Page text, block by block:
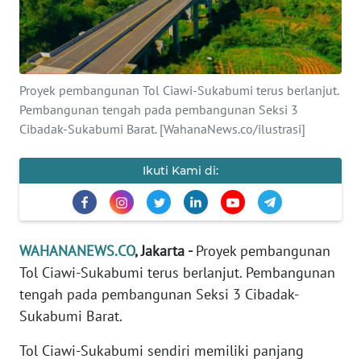
Proyek pembangunan Tol Ciawi-Sukabumi terus berlanjut.
Pembangunan tengah pada pembangunan Seksi 3
Cibadak-Sukabumi Barat. [WahanaNews.co/ilustrasi]
Ikuti Kami di:
WAHANANEWS.CO, Jakarta -Proyek pembangunan
Tol Ciawi-Sukabumi terus berlanjut. Pembangunan
tengah pada pembangunan Seksi 3 Cibadak-
Sukabumi Barat.
Tol Ciawi-Sukabumi sendiri memiliki panjang
KESEHATAN
INTERNASIONAL
SERBA-SERBI
OLAHRAGA
EDITORIAL
Informasi